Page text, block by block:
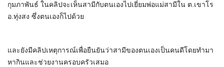
กุมภาพันธ์ ในคลิปจะเห็นสามีกับตนเองไปเยี่ยมพ่อแม่สามีใน ต.เขาโร
อ.ทุ่งสง ซึ่งตนเองก็ไปด้วย
และยังมีคลิปเหตุการณ์เพื่อยืนยันว่าสามีของตนเองเป็นคนดีโดยทำมา
หากินและช่วยงานครอบครัวเสมอ